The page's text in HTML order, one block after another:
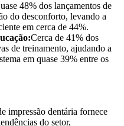
48% dos lançamentos de
do desconforto, levando a
em cerca de 44%.
Cerca de 41% dos
de treinamento, ajudando a
em quase 39% entre os
impressão dentária fornece
do setor,